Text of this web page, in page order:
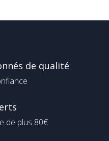
de qualité
de plus 80€